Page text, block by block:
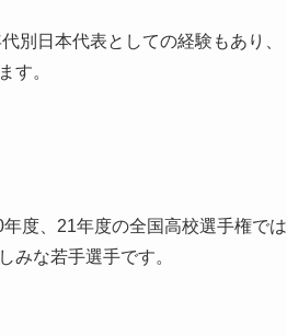
別日本代表としての経験もあり、
す。
度、21年度の全国高校選手権では
みな若手選手です。